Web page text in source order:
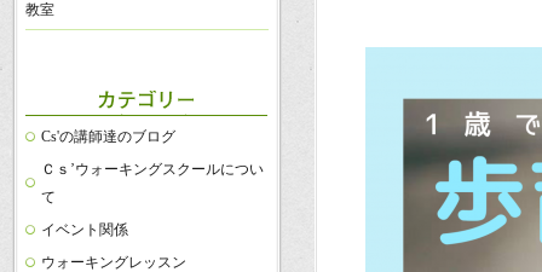
教室
Cs'の講師達のブログ
Ｃｓ’ウォーキングスクールについ
て
イベント関係
ウォーキングレッスン